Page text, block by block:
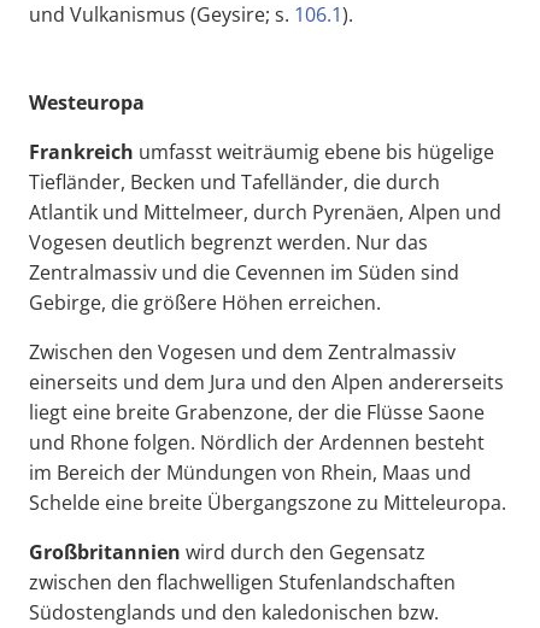
und Vulkanismus (Geysire; s. 106.1).
Westeuropa
Frankreich umfasst weiträumig ebene bis hügelige
Tiefländer, Becken und Tafelländer, die durch
Atlantik und Mittelmeer, durch Pyrenäen, Alpen und
Vogesen deutlich begrenzt werden. Nur das
Zentralmassiv und die Cevennen im Süden sind
Gebirge, die größere Höhen erreichen.
Zwischen den Vogesen und dem Zentralmassiv
einerseits und dem Jura und den Alpen andererseits
liegt eine breite Grabenzone, der die Flüsse Saone
und Rhone folgen. Nördlich der Ardennen besteht
im Bereich der Mündungen von Rhein, Maas und
Schelde eine breite Übergangszone zu Mitteleuropa.
Großbritannien wird durch den Gegensatz
zwischen den flachwelligen Stufenlandschaften
Südostenglands und den kaledonischen bzw.